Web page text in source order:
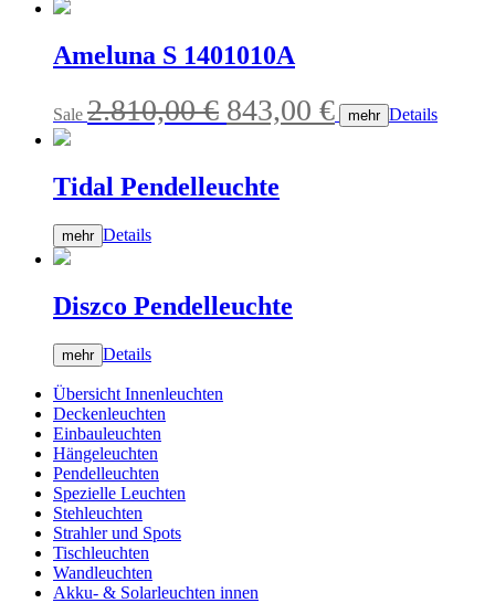
Ameluna S 1401010A
Sale 2.810,00€ Ursprünglicher
war:
843,00 €Aktueller
mehr Details
Tidal Pendelleuchte
mehr Details
Diszco Pendelleuchte
mehr Details
Übersicht Innenleuchten
Deckenleuchten
Einbauleuchten
Hängeleuchten
Pendelleuchten
Spezielle Leuchten
Stehleuchten
Strahler und Spots
Tischleuchten
Wandleuchten
Akku- & Solarleuchten innen